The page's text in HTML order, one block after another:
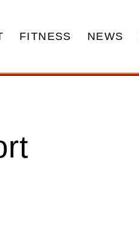
FITNESS NEWS